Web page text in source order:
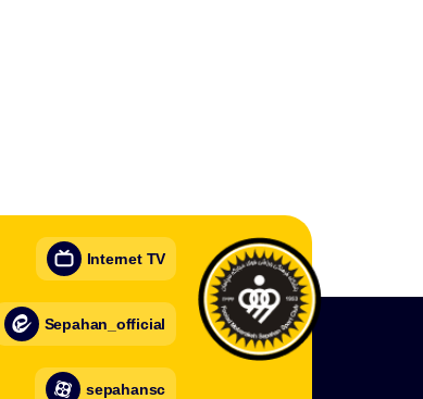
Internet TV
Sepahan_official
sepahansc